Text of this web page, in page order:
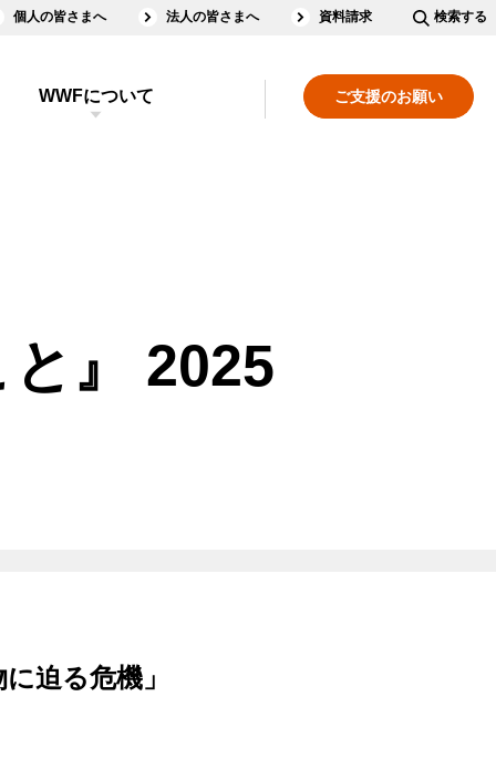
個人の皆さまへ 法人の皆さまへ 資料請求 検索する
ご支援のお願い
WWFについて
』 2025
迫る危機」